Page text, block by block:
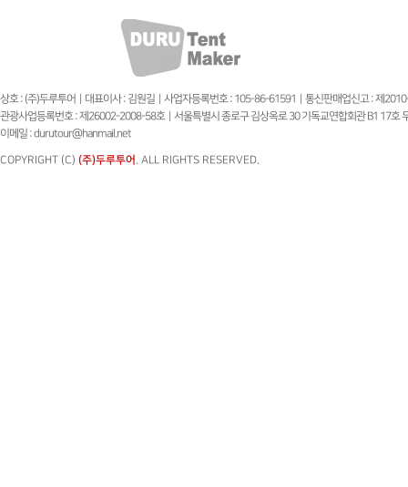
상호 : (주)두루투어 | 대표이사 : 김원길 | 사업자등록번호 : 105-86-61591 | 통신판매업신고 : 제
관광사업등록번호 : 제26002-2008-58호 | 서울특별시 종로구 김상옥로 30 기독교연합회관 B1 17
이메일 : durutour@hanmail.net
COPYRIGHT (C) (주)두루투어 . ALL RIGHTS RESERVED.